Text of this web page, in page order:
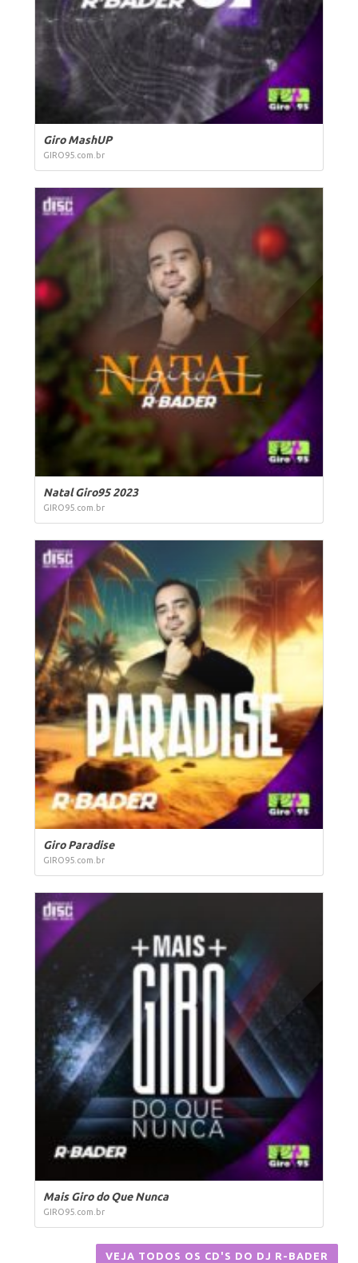
Giro MashUP
GIRO95.com.br
Natal Giro95 2023
GIRO95.com.br
Giro Paradise
GIRO95.com.br
Mais Giro do Que Nunca
GIRO95.com.br
VEJA TODOS OS CD'S DO DJ R-BADER